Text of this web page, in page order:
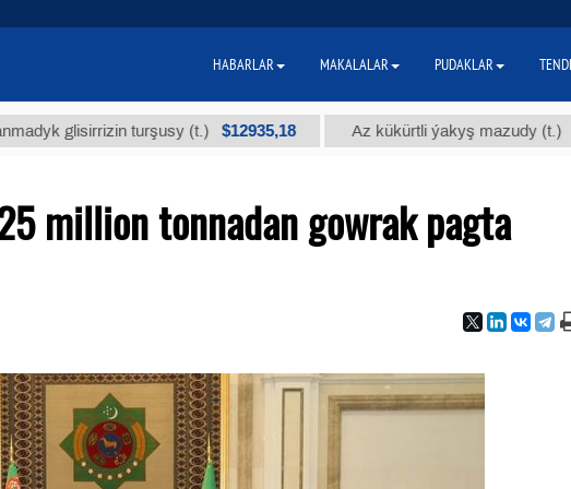
glisirrizin turşusy (t.) $12935,18 Az kükürtli ýakyş mazudy (t.) $300
million tonnadan gowrak pagta
HABARLAR MAKALALAR PUDAKLAR